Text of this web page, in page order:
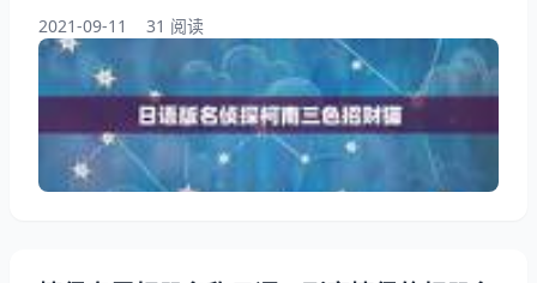
侦探柯南全集目录(日语+国语)，你知道这是怎么回
事？其实名侦探柯南日语版中灰原哀出现的集数(至
703)，下面就一起来看看谁知道&lt;&gt;每一集的片
名?希望能够帮助到大家！ 日语版名侦探柯南三色招财
猫 名侦探柯南日语版中灰原哀出现的集数(至703)
&lt;img alt="1
2021-09-11 31 阅读